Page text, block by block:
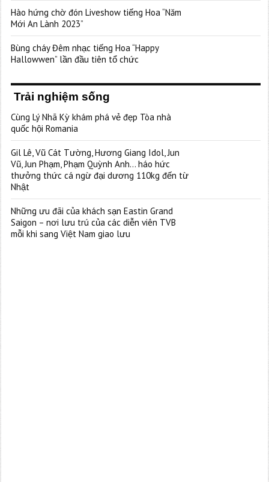
Hào hứng chờ đón Liveshow tiếng Hoa “Năm
Mới An Lành 2023”
Bùng cháy Đêm nhạc tiếng Hoa “Happy
Hallowwen” lần đầu tiên tổ chức
Trải nghiệm sống
Cùng Lý Nhã Kỳ khám phá vẻ đẹp Tòa nhà
quốc hội Romania
Gil Lê, Vũ Cát Tường, Hương Giang Idol, Jun
Vũ, Jun Phạm, Phạm Quỳnh Anh… háo hức
thưởng thức cá ngừ đại dương 110kg đến từ
Nhật
Những ưu đãi của khách sạn Eastin Grand
Saigon – nơi lưu trú của các diễn viên TVB
mỗi khi sang Việt Nam giao lưu